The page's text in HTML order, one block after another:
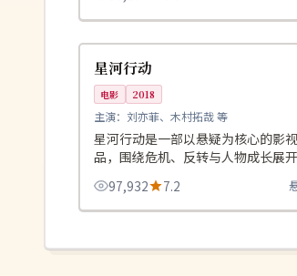
美国
独播
星河行动
电影 2018
主演： 刘亦菲、木村拓哉 等
星河行动是一部以悬疑为核心的影
品，围绕危机、反转与人物成长展
整体节奏紧凑，值得推荐观看。
97,932 7.2